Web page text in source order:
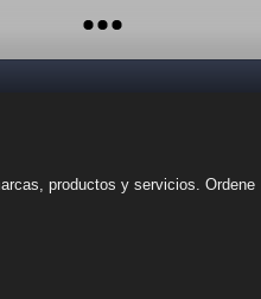
productos y servicios. Ordene